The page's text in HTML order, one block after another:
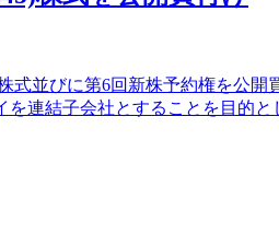
並びに第6回新株予約権を公
連結子会社とすることを目的